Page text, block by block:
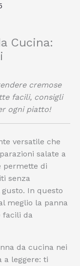
Cucina:
cremose
facili, consigli
ogni piatto!
versatile che
salate a
permette di
senza
In questo
meglio la panna
facili da
da cucina nei
a leggere: ti